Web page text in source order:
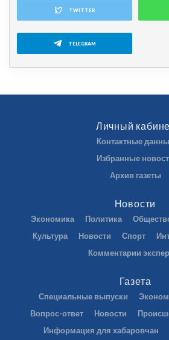
TWITTER
TELEGRAM
Личный
Контактные
Избранные
Архив газеты
Новости
Экономика Политика
Культура
Новости Спорт
Комментарии
Газета
Специальные выпуски
Вопрос-ответ
Новости
Информация для хабаровчан